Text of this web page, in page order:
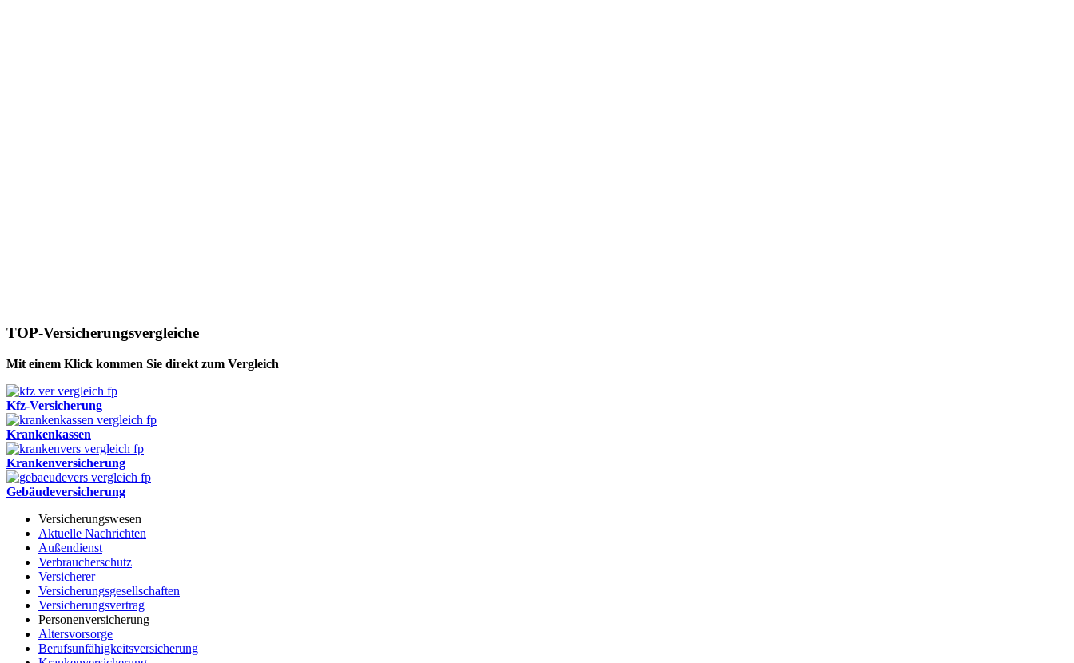
TOP-Versicherungsvergleiche
Mit einem Klick kommen Sie direkt zum Vergleich
Kfz-Versicherung
Krankenkassen
Krankenversicherung
Gebäudeversicherung
Versicherungswesen
Aktuelle Nachrichten
Außendienst
Verbraucherschutz
Versicherer
Versicherungsgesellschaften
Versicherungsvertrag
Personenversicherung
Altersvorsorge
Berufsunfähigkeitsversicherung